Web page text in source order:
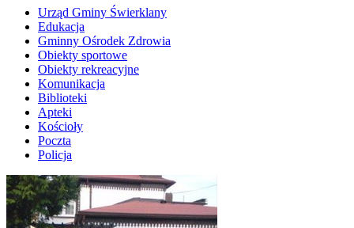
Urząd Gminy Świerklany
Edukacja
Gminny Ośrodek Zdrowia
Obiekty sportowe
Obiekty rekreacyjne
Komunikacja
Biblioteki
Apteki
Kościoły
Poczta
Policja